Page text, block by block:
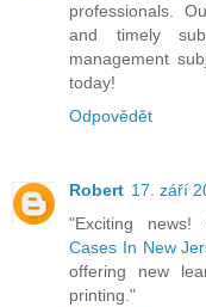
professionals.
and timely
management
today!
Odpovědět
Robert 17. září
"Exciting news!
Cases In New
offering new
printing."